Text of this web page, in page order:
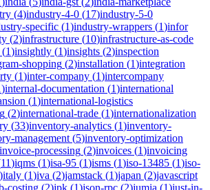
(4)industry-4-0 (17)industry-5-0
specific (1)industry-wrappers (1)infor
(2)infrastructure (10)infrastructure-as-code
(1)insightly (1)insights (2)inspection
shopping (2)installation (1)integration
(1)inter-company (1)intercompany
)internal-documentation (1)international
(1)international-logistics
(2)international-trade (1)internationalization
(33)inventory-analytics (1)inventory-
management (5)inventory-optimization
invoice-processing (2)invoices (1)invoicing
11)iqms (1)isa-95 (1)isms (1)iso-13485 (1)iso-
)italy (1)iva (2)jamstack (1)japan (2)javascript
costing (2)jpk (1)json-rpc (2)jumia (1)just-in-